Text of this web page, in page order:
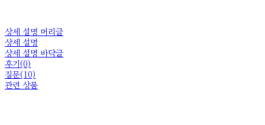
상세 설명 머리글
상세 설명
상세 설명 바닥글
후기(0)
질문(10)
관련 상품